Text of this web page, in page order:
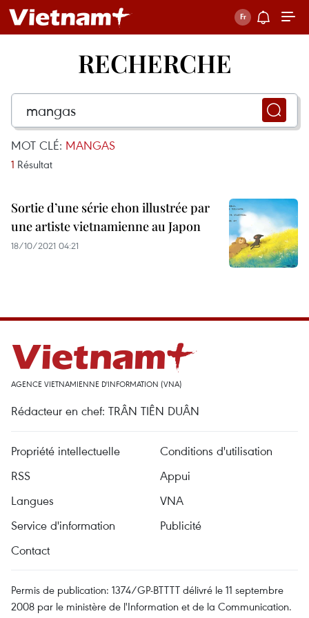
RECHERCHE
MOT CLÉ: MANGAS
1 Résultat
Sortie d’une série ehon illustrée par
une artiste vietnamienne au Japon
18/10/2021 04:21
AGENCE VIETNAMIENNE D'INFORMATION (VNA)
Rédacteur en chef: TRÂN TIÊN DUÂN
Propriété intellectuelle
Conditions d'utilisation
RSS
Appui
Langues
VNA
Service d'information
Publicité
Contact
Permis de publication: 1374/GP-BTTTT délivré le 11 septembre
2008 par le ministère de l'Information et de la Communication.